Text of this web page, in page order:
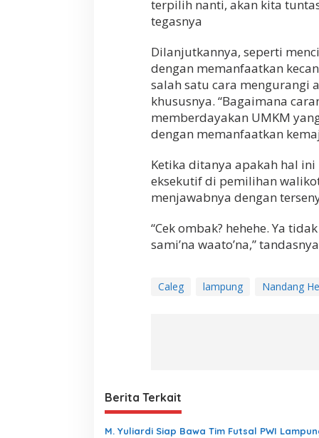
terpilih nanti, akan kita
tegasnya
Dilanjutkannya, seperti
dengan memanfaatkan
salah satu cara mengurangi
khususnya. “Bagaimana
memberdayakan UMKM
dengan memanfaatkan
Ketika ditanya apakah hal
eksekutif di pemilihan
menjawabnya dengan
“Cek ombak? hehehe. Ya
sami’na waato’na,”
Caleg lampung Nandang
Berita Terkait
M. Yuliardi Siap Bawa Tim Futsal PWI